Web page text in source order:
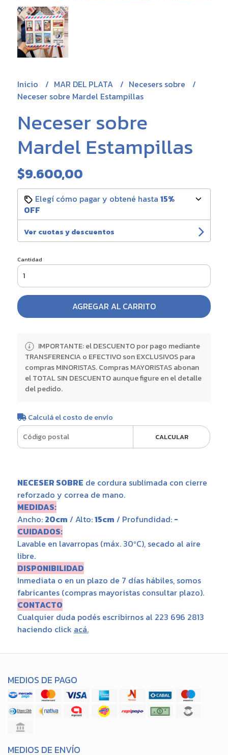
Inicio MAR DEL PLATA
Necesers sobre
Neceser sobre Mardel Estampillas
Neceser sobre
Mardel Estampillas
$9.600,00
Elegí cómo pagar y obtené hasta 15%
OFF
Ver cuotas y descuentos
Cantidad
AGREGAR AL CARRITO
IMPORTANTE: el DESCUENTO por pago mediante
TRANSFERENCIA o EFECTIVO son EXCLUSIVOS para
compras MINORISTAS. Compras MAYORISTAS abonan
el TOTAL SIN DESCUENTO aunque figure en el detalle
del pedido.
Calculá el costo de envío
CALCULAR
NECESER SOBRE de cordura sublimada con cierre
reforzado y correa de mano.
MEDIDAS:
Ancho: 20cm / Alto:15cm / Profundidad: -
CUIDADOS:
Lavable en lavarropas (máx. 30ºC), secado al aire
libre.
DISPONIBILIDAD
Inmediata o en un plazo de 7 días hábiles, somos
fabricantes (compras mayoristas consultar plazo).
CONTACTO
Cualquier duda podés escribirnos al 223 696 2813
haciendo click acá.
MEDIOS DE PAGO
MEDIOS DE ENVÍO